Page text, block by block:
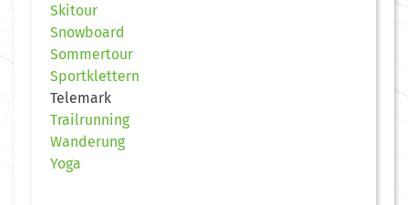
Skitour
Snowboard
Sommertour
Sportklettern
Telemark
Trailrunning
Wanderung
Yoga